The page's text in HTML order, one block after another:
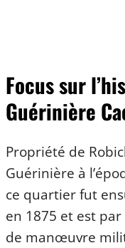
Focus sur
Guérinière
Propriété de
Guérinière à
ce quartier fut
en 1875 et est
de manœuvre